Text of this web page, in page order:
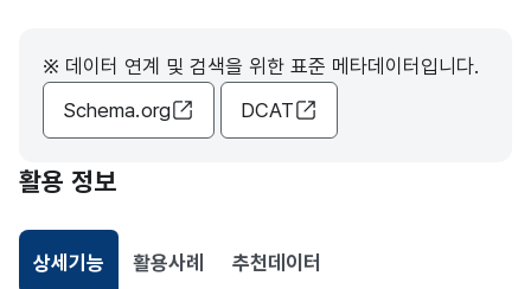
※ 데이터 연계 및 검색을 위한 표준 메타데이터입니다.
Schema.org
DCAT
활용 정보
상세기능
선택됨
활용사례 추천데이터